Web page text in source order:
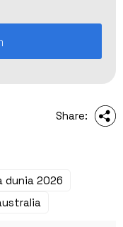
Share:
dunia 2026